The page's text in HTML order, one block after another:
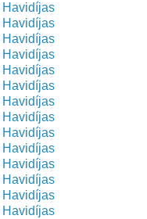
Havidíjas
Havidíjas
Havidíjas
Havidíjas
Havidíjas
Havidíjas
Havidíjas
Havidíjas
Havidíjas
Havidíjas
Havidíjas
Havidíjas
Havidíjas
Havidíjas